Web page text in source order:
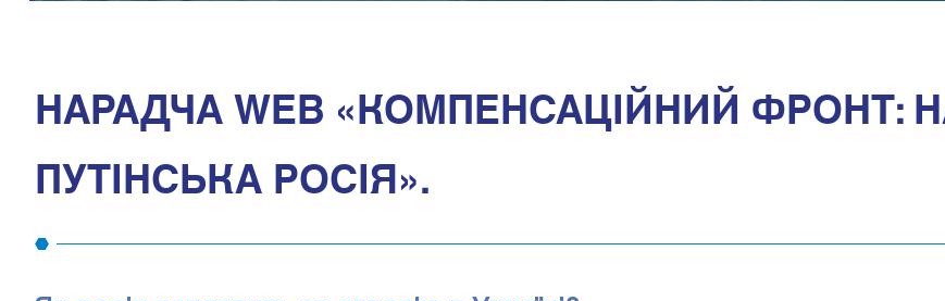
НАРАДЧА WEB «КОМПЕНСАЦІЙНИЙ ФРОНТ:
ПУТІНСЬКА РОСІЯ».